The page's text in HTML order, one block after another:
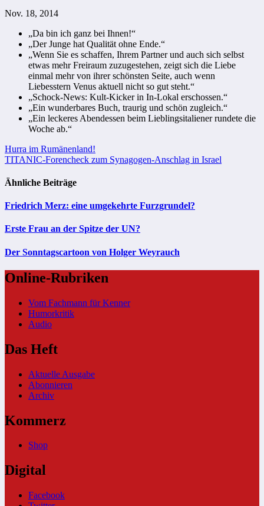
Nov. 18, 2014
„Da bin ich ganz bei Ihnen!“
„Der Junge hat Qualität ohne Ende.“
„Wenn Sie es schaffen, Ihrem Partner und auch sich selbst
etwas mehr Freiraum zuzugestehen, zeigt sich die Liebe
einmal mehr von ihrer schönsten Seite, auch wenn
Liebesstern Venus aktuell nicht so gut steht.“
„Schock-News: Kult-Kicker in In-Lokal erschossen.“
„Ein wunderbares Buch, traurig und schön zugleich.“
„Ein leckeres Abendessen beim Lieblingsitaliener rundete die
Woche ab.“
Beitragsnavigation
Hurra im Rumänenland!
TITANIC-Forencheck zum Synagogen-Anschlag in Israel
Ähnliche Beiträge
Friedrich Merz: eine umgekehrte Furzgrundel?
Erste Frau an der Spitze der UN?
Der Sonntagscartoon von Holger Weyrauch
Online-Rubriken
Vom Fachmann für Kenner
Humorkritik
Audio
Das Heft
Aktuelle Ausgabe
Abonnieren
Archiv
Kommerz
Shop
Digital
Facebook